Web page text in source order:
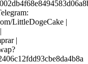
LittleDogeCake |
|